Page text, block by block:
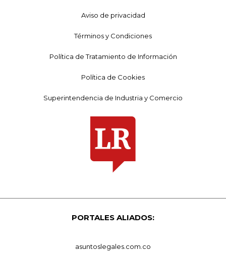
Aviso de privacidad
Términos y Condiciones
Política de Tratamiento de Información
Política de Cookies
Superintendencia de Industria y Comercio
PORTALES ALIADOS:
asuntoslegales.com.co